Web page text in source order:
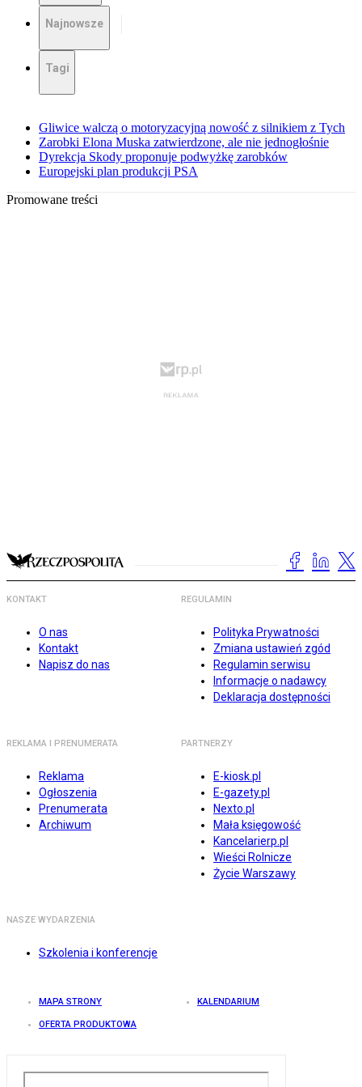
Najnowsze
Tagi
Gliwice walczą o motoryzacyjną nowość z silnikiem z Tych
Zarobki Elona Muska zatwierdzone, ale nie jednogłośnie
Dyrekcja Skody proponuje podwyżkę zarobków
Europejski plan produkcji PSA
Promowane treści
KONTAKT
O nas
Kontakt
Napisz do nas
REGULAMIN
Polityka Prywatności
Zmiana ustawień zgód
Regulamin serwisu
Informacje o nadawcy
Deklaracja dostępności
REKLAMA I PRENUMERATA
Reklama
Ogłoszenia
Prenumerata
Archiwum
PARTNERZY
E-kiosk.pl
E-gazety.pl
Nexto.pl
Mała księgowość
Kancelarierp.pl
Wieści Rolnicze
Życie Warszawy
NASZE WYDARZENIA
Szkolenia i konferencje
MAPA STRONY KALENDARIUM
OFERTA PRODUKTOWA